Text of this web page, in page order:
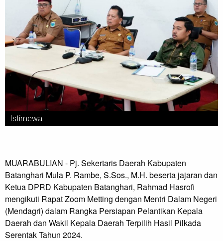
Istimewa
MUARABULIAN - Pj. Sekertaris Daerah Kabupaten
Batanghari Mula P. Rambe, S.Sos., M.H. beserta jajaran dan
Ketua DPRD Kabupaten Batanghari, Rahmad Hasrofi
mengikuti Rapat Zoom Metting dengan Mentri Dalam Negeri
(Mendagri) dalam Rangka Persiapan Pelantikan Kepala
Daerah dan Wakil Kepala Daerah Terpilih Hasil Pilkada
Serentak Tahun 2024.